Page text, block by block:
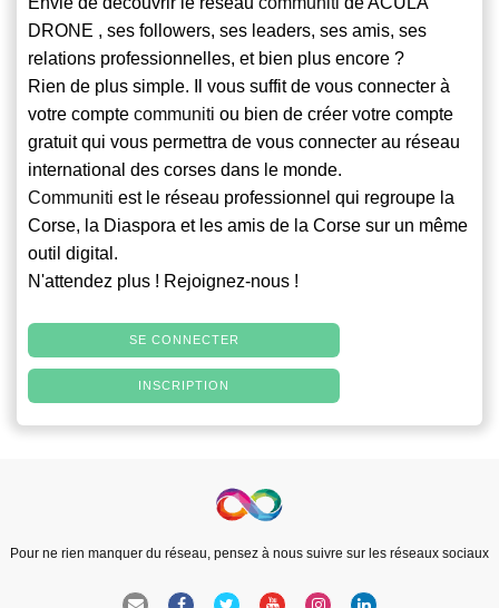
DRONE , ses followers, ses leaders, ses amis, ses
relations professionnelles, et bien plus encore ?
Rien de plus simple. Il vous suffit de vous connecter à
votre compte communiti ou bien de créer votre compte
gratuit qui vous permettra de vous connecter au réseau
international des corses dans le monde.
Communiti est le réseau professionnel qui regroupe la
Corse, la Diaspora et les amis de la Corse sur un même
outil digital.
N'attendez plus ! Rejoignez-nous !
SE CONNECTER
INSCRIPTION
Pour ne rien manquer du réseau, pensez à nous suivre sur les réseaux sociaux